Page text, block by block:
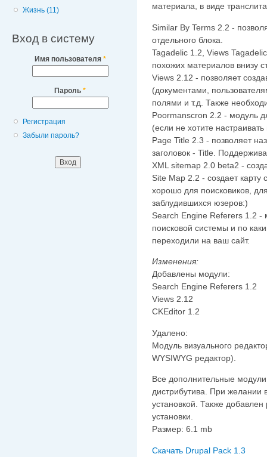
Жизнь (11)
Вход в систему
Имя пользователя *
Пароль *
Регистрация
Забыли пароль?
материала, в виде
Similar By Terms 2.2 -
отдельного блока.
Tagadelic 1.2, Views
похожих материалов внизу
Views 2.12 - позволяет
(документами,
полями и т.д. Также
Poormanscron 2.2 - модуль
(если не хотите
Page Title 2.3 - позволяет
заголовок - Title.
XML sitemap 2.0 beta2 -
Site Map 2.2 - создает карту
хорошо для поисковиков,
заблудившихся юзеров:)
Search Engine Referers 1.2 -
поисковой системы и по
переходили на ваш сайт.
Изменения:
Добавлены модули:
Search Engine Referers 1.2
Views 2.12
CKEditor 1.2
Удалено:
Модуль визуального
WYSIWYG редактор).
Все дополнительные
дистрибутива. При
установкой. Также
установки.
Размер: 6.1 mb
Скачать Drupal Pack 1.3